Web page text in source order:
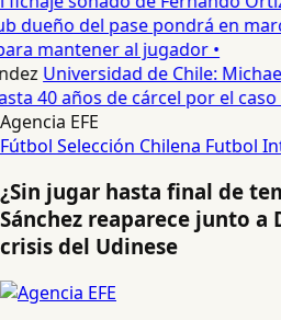
dueño del pase pondrá en
mantener al jugador •
Universidad de Chile:
40 años de cárcel por el caso
Agencia EFE
Fútbol Selección Chilena Futbol
¿Sin jugar hasta final de
Sánchez reaparece junto a
crisis del Udinese